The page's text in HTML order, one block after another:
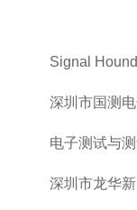
Signal
深圳市国测
电子测试与
深圳市龙华